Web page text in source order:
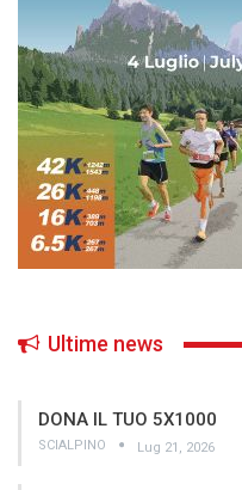
Ultime news
DONA IL TUO 5X1000
SCIALPINO Lug 21, 2026